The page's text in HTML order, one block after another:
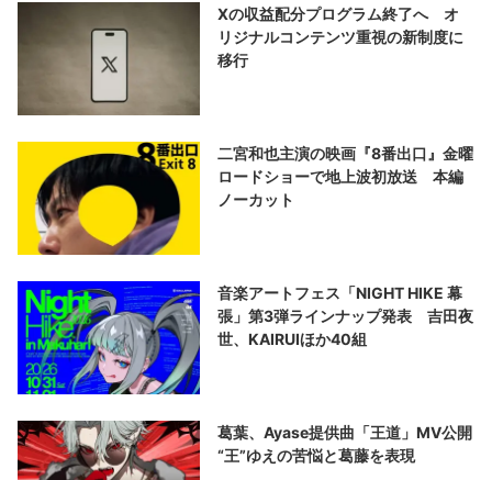
Xの収益配分プログラム終了へ オ
リジナルコンテンツ重視の新制度に
移行
二宮和也主演の映画『8番出口』金曜
ロードショーで地上波初放送 本編
ノーカット
音楽アートフェス「NIGHT HIKE 幕
張」第3弾ラインナップ発表 吉田夜
世、KAIRUIほか40組
葛葉、Ayase提供曲「王道」MV公開
“王”ゆえの苦悩と葛藤を表現